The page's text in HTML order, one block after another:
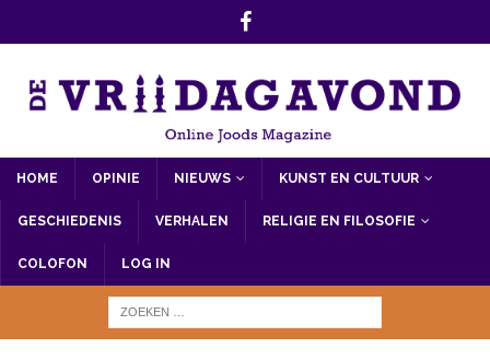
HOME OPINIE NIEUWS KUNST EN CULTUUR
GESCHIEDENIS VERHALEN RELIGIE EN FILOSOFIE
COLOFON LOG IN